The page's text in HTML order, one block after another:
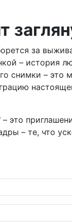
за
– история
снимки –
это
– те, что
от Paul Smith: